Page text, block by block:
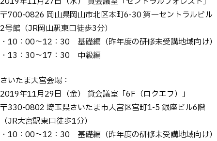
〒700-0826 岡山県岡山市北区本町6-30 第一セントラルビル
2号館（JR岡山駅東口徒歩3分）
・10：00～12：30 基礎編（昨年度の研修未受講地域向け）
・13：30～17：30 中級編
さいたま大宮会場：
2019年11月29日（金） 貸会議室「6F（ロクエフ）」
〒330-0802 埼玉県さいたま市大宮区宮町1-5 銀座ビル6階
（JR大宮駅東口徒歩1分）
・10：00～12：30 基礎編（昨年度の研修未受講地域向け）